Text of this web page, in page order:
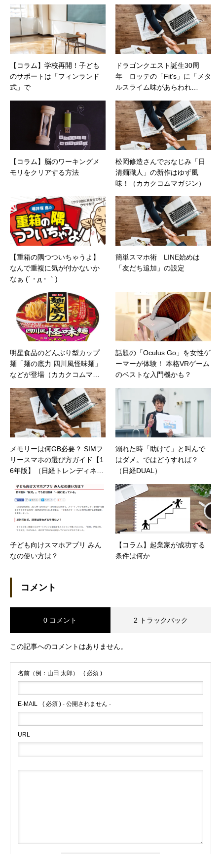
制作。プライベートでは、井上円了哲学塾の第
一期修了生として「哲学カフェ＠神保町」の世
話人、2020年以降は「なごテツ」のオンライン
カフェの世話人を務める。趣味は考えること。
【コラム】学校再開！子ども
のサポートは「フィンランド
式」で
ドラゴンクエスト誕生30周
年 ロッテの「Fit's」に「メタ
ルスライム味があらわれ
ン）
【コラム】脳のワーキングメ
モリをクリアする方法
松岡修造さんでおなじみ「日
清麺職人」の新作はゆず風
味！（カカクコムマガジン）
【重箱の隅つついちゃうよ】
なんで重複に気が付かないか
なぁ (´・д・｀)
簡単スマホ術 LINE始めは
「友だち追加」の設定
明星食品のどんぶり型カップ
麺「麺の底力 四川風怪味麺」
などが登場（カカクコムマガ
話題の「Oculus Go」を女性ゲ
ーマーが体験！ 本格VRゲーム
のベストな入門機かも？
メモリーは何GB必要？ SIMフ
リースマホの選び方ガイド【1
6年版】（日経トレンディネッ
溺れた時「助けて」と叫んで
はダメ。ではどうすれば？
（日経DUAL）
子ども向けスマホアプリ みん
なの使い方は？
【コラム】起業家が成功する
条件は何か
コメント
0 コメント 2 トラックバック
この記事へのコメントはありません。
名前（例：山田 太郎） ( 必須 )
E-MAIL ( 必須 ) - 公開されません -
URL